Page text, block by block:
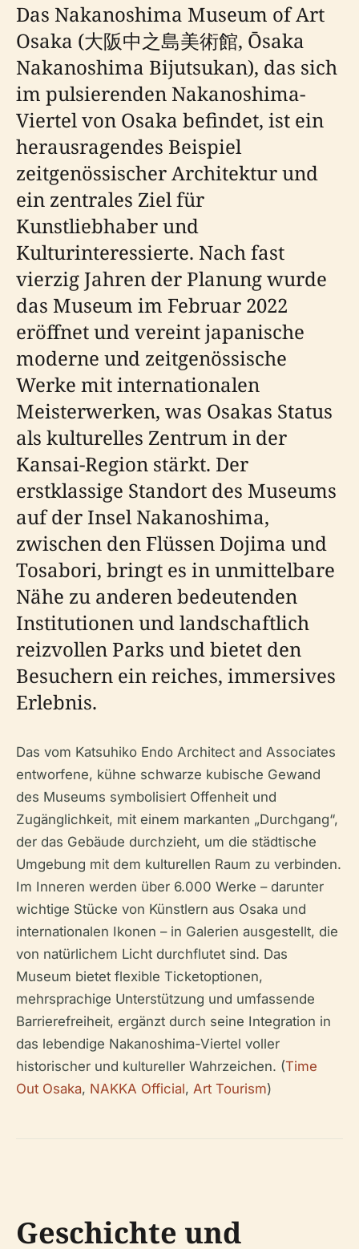
Das Nakanoshima Museum of Art
Osaka (大阪中之島美術館, Ōsaka
Nakanoshima Bijutsukan), das sich
im pulsierenden Nakanoshima-
Viertel von Osaka befindet, ist ein
herausragendes Beispiel
zeitgenössischer Architektur und
ein zentrales Ziel für
Kunstliebhaber und
Kulturinteressierte. Nach fast
vierzig Jahren der Planung wurde
das Museum im Februar 2022
eröffnet und vereint japanische
moderne und zeitgenössische
Werke mit internationalen
Meisterwerken, was Osakas Status
als kulturelles Zentrum in der
Kansai-Region stärkt. Der
erstklassige Standort des Museums
auf der Insel Nakanoshima,
zwischen den Flüssen Dojima und
Tosabori, bringt es in unmittelbare
Nähe zu anderen bedeutenden
Institutionen und landschaftlich
reizvollen Parks und bietet den
Besuchern ein reiches, immersives
Erlebnis.
Das vom Katsuhiko Endo Architect and Associates
entworfene, kühne schwarze kubische Gewand
des Museums symbolisiert Offenheit und
Zugänglichkeit, mit einem markanten „Durchgang“,
der das Gebäude durchzieht, um die städtische
Umgebung mit dem kulturellen Raum zu verbinden.
Im Inneren werden über 6.000 Werke – darunter
wichtige Stücke von Künstlern aus Osaka und
internationalen Ikonen – in Galerien ausgestellt, die
von natürlichem Licht durchflutet sind. Das
Museum bietet flexible Ticketoptionen,
mehrsprachige Unterstützung und umfassende
Barrierefreiheit, ergänzt durch seine Integration in
das lebendige Nakanoshima-Viertel voller
historischer und kultureller Wahrzeichen. (Time
Out Osaka, NAKKA Official, Art Tourism)
Geschichte und